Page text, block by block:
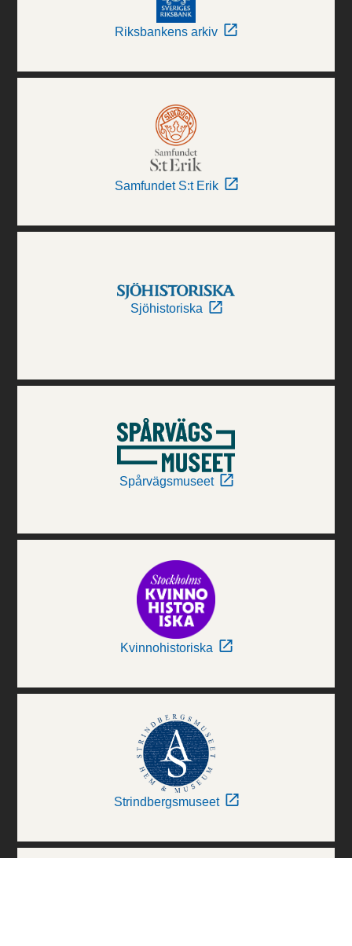
Riksbankens arkiv
Samfundet S:t Erik
Sjöhistoriska
Spårvägsmuseet
Kvinnohistoriska
Strindbergsmuseet